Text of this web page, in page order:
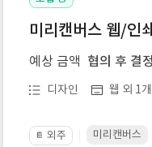
미리캔버스 웹/인
예상 금액 협의 후 결정
디자인 웹 외 1개
📔 외주 미리캔버스